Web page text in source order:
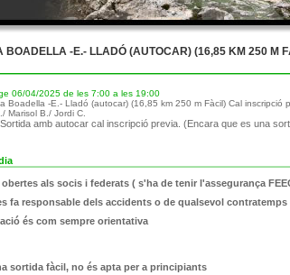
BOADELLA -E.- LLADÓ (AUTOCAR) (16,85 KM 250 M
06/04/2025 de les 7:00 a les 19:00
Boadella -E.- Lladó (autocar) (16,85 km 250 m Fàcil) Cal inscripció
Marisol B./ Jordi C.
amb autocar cal inscripció previa. (Encara que es una
als socis i federats ( s'ha de tenir l'assegurança
fa responsable dels accidents o de qualsevol contratemps
és com sempre orientativa
sortida fàcil, no és apta per a principiants